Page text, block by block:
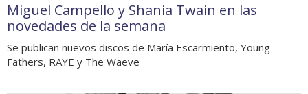
Miguel Campello y Shania Twain en las
novedades de la semana
Se publican nuevos discos de María Escarmiento, Young
Fathers, RAYE y The Waeve